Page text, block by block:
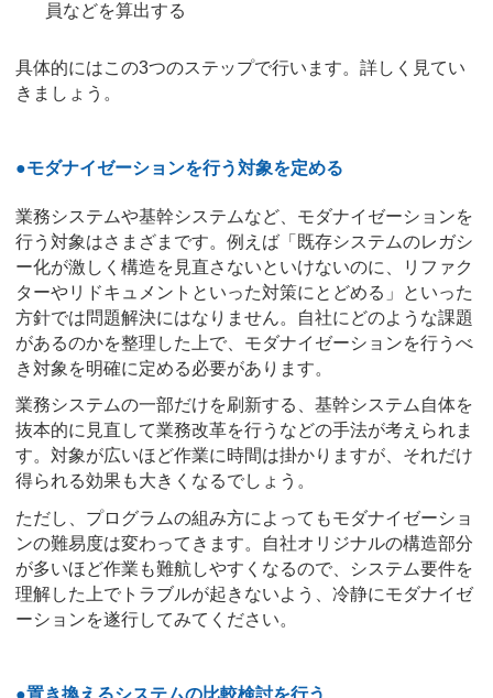
員などを算出する
具体的にはこの3つのステップで行います。詳しく見てい
きましょう。
●モダナイゼーションを行う対象を定める
業務システムや基幹システムなど、モダナイゼーションを
行う対象はさまざまです。例えば「既存システムのレガシ
ー化が激しく構造を見直さないといけないのに、リファク
ターやリドキュメントといった対策にとどめる」といった
方針では問題解決にはなりません。自社にどのような課題
があるのかを整理した上で、モダナイゼーションを行うべ
き対象を明確に定める必要があります。
業務システムの一部だけを刷新する、基幹システム自体を
抜本的に見直して業務改革を行うなどの手法が考えられま
す。対象が広いほど作業に時間は掛かりますが、それだけ
得られる効果も大きくなるでしょう。
ただし、プログラムの組み方によってもモダナイゼーショ
ンの難易度は変わってきます。自社オリジナルの構造部分
が多いほど作業も難航しやすくなるので、システム要件を
理解した上でトラブルが起きないよう、冷静にモダナイゼ
ーションを遂行してみてください。
●置き換えるシステムの比較検討を行う